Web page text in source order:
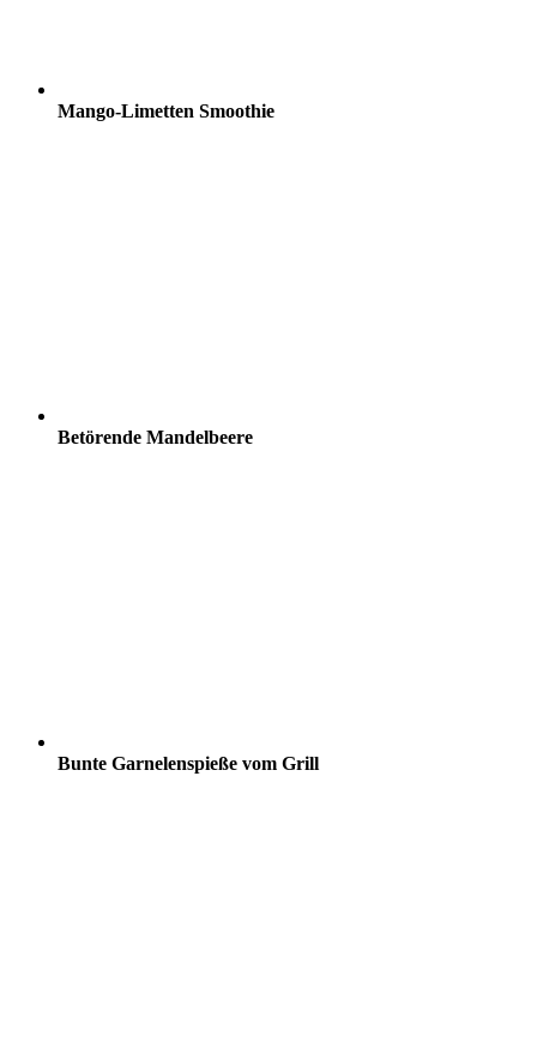
Mango-Limetten Smoothie
Betörende Mandelbeere
Bunte Garnelenspieße vom Grill